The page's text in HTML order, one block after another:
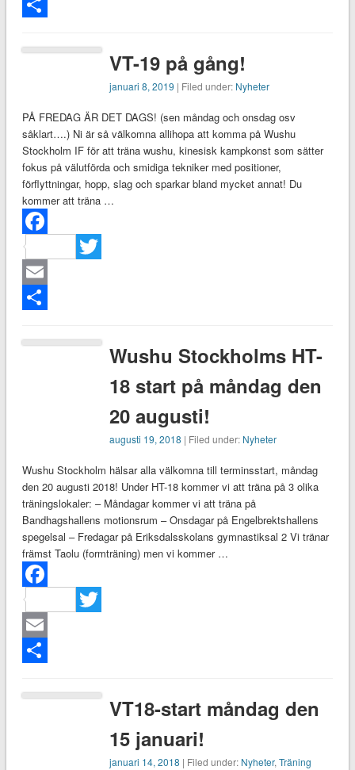
Email
VT-19 på gång!
januari 8, 2019 | Filed under: Nyheter
PÅ FREDAG ÄR DET DAGS! (sen måndag och onsdag osv
såklart….) Ni är så välkomna allihopa att komma på Wushu
Stockholm IF för att träna wushu, kinesisk kampkonst som sätter
fokus på välutförda och smidiga tekniker med positioner,
förflyttningar, hopp, slag och sparkar bland mycket annat! Du
kommer att träna …
Facebook
Twitter
Email
Wushu Stockholms HT-
18 start på måndag den
20 augusti!
augusti 19, 2018 | Filed under: Nyheter
Wushu Stockholm hälsar alla välkomna till terminsstart, måndag
den 20 augusti 2018! Under HT-18 kommer vi att träna på 3 olika
träningslokaler: – Måndagar kommer vi att träna på
Bandhagshallens motionsrum – Onsdagar på Engelbrektshallens
spegelsal – Fredagar på Eriksdalsskolans gymnastiksal 2 Vi tränar
främst Taolu (formträning) men vi kommer …
Facebook
Twitter
Email
VT18-start måndag den
15 januari!
januari 14, 2018 | Filed under: Nyheter,Träning